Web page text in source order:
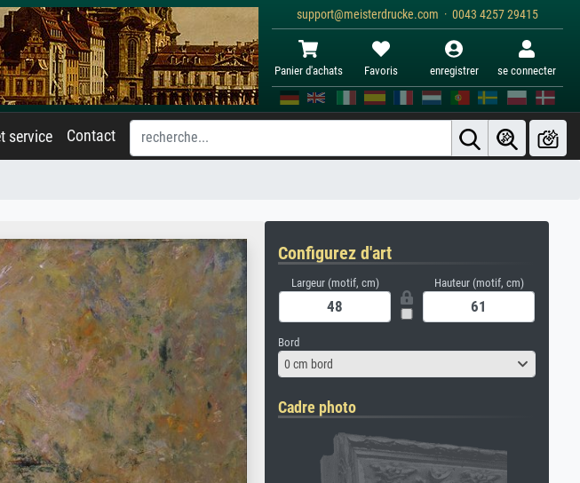
support@meisterdrucke.com · 0043 4257 29415
Panier d'achats Favoris enregistrer se connecter
service Contact
Configurez d'art
Largeur (motif, cm) Hauteur (motif, cm)
Bord
0 cm bord
Cadre photo